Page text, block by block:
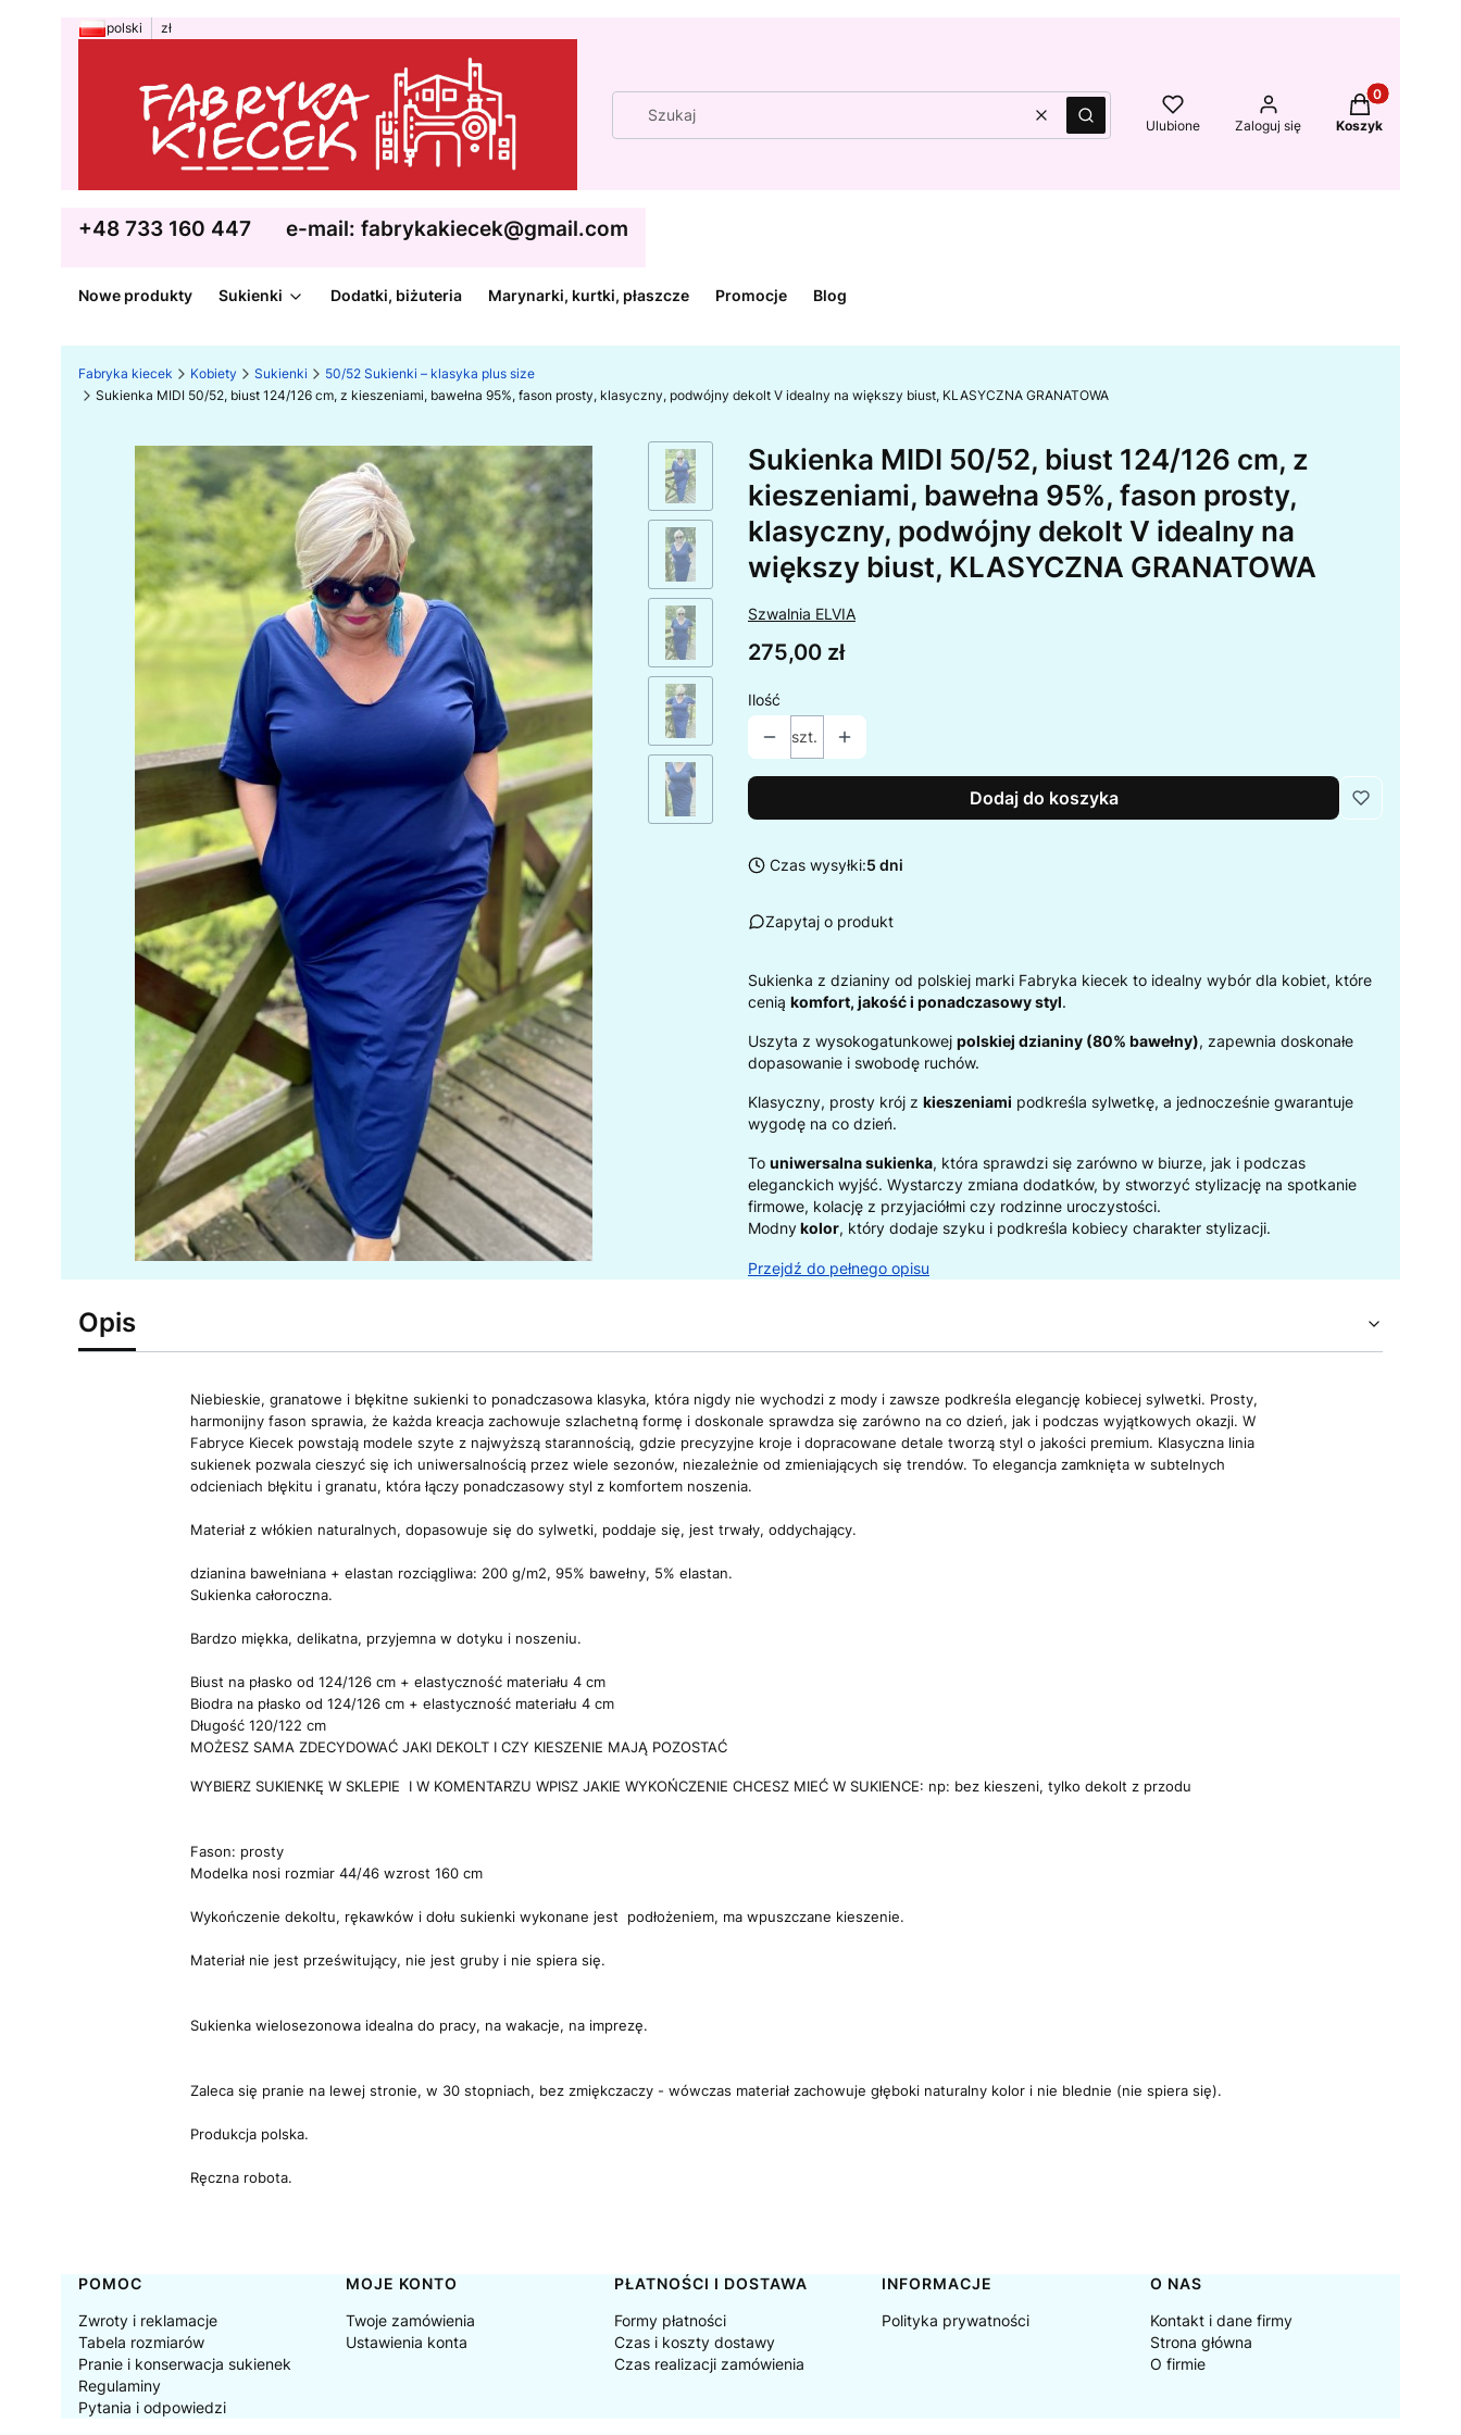
polski zł
WyczyśćSzukaj Ulubione Zaloguj się
Produkty w
Koszyk
+48 733 160 447 e-mail: fabrykakiecek@gmail.com
Nowe produkty Sukienki Dodatki, biżuteria Marynarki, kurtki, płaszcze Promocje Blog
Fabryka kiecek Kobiety Sukienki
50/52 Sukienki – klasyka plus size
Sukienka MIDI 50/52, biust 124/126 cm, z kieszeniami, bawełna 95%, fason prosty, klasyczny, podwójny dekolt V idealny na większy biust, KLASYCZNA GRANATOWA
Sukienka MIDI 50/52, biust 124/126 cm, z
kieszeniami, bawełna 95%, fason prosty,
klasyczny, podwójny dekolt V idealny na
większy biust, KLASYCZNA GRANATOWA
Szwalnia ELVIA
Cena
275,00 zł
Ilość
szt.
Dodaj do koszyka
Czas wysyłki:5 dni
Zapytaj o produkt
Sukienka z dzianiny od polskiej marki Fabryka kiecek to idealny wybór dla kobiet, które
cenią komfort, jakość i ponadczasowy styl.
Uszyta z wysokogatunkowej polskiej dzianiny (80% bawełny), zapewnia doskonałe
dopasowanie i swobodę ruchów.
Klasyczny, prosty krój z kieszeniami podkreśla sylwetkę, a jednocześnie gwarantuje
wygodę na co dzień.
To uniwersalna sukienka, która sprawdzi się zarówno w biurze, jak i podczas
eleganckich wyjść. Wystarczy zmiana dodatków, by stworzyć stylizację na spotkanie
firmowe, kolację z przyjaciółmi czy rodzinne uroczystości.
Modnykolor, który dodaje szyku i podkreśla kobiecy charakter stylizacji.
Przejdź do pełnego opisu
Opis
Niebieskie, granatowe i błękitne sukienki to ponadczasowa klasyka, która nigdy nie wychodzi z mody i zawsze podkreśla elegancję kobiecej sylwetki. Prosty,
harmonijny fason sprawia, że każda kreacja zachowuje szlachetną formę i doskonale sprawdza się zarówno na co dzień, jak i podczas wyjątkowych okazji. W
Fabryce Kiecek powstają modele szyte z najwyższą starannością, gdzie precyzyjne kroje i dopracowane detale tworzą styl o jakości premium. Klasyczna linia
sukienek pozwala cieszyć się ich uniwersalnością przez wiele sezonów, niezależnie od zmieniających się trendów. To elegancja zamknięta w subtelnych
odcieniach błękitu i granatu, która łączy ponadczasowy styl z komfortem noszenia.
Materiał z włókien naturalnych, dopasowuje się do sylwetki, poddaje się, jest trwały, oddychający.
dzianina bawełniana + elastan rozciągliwa: 200 g/m2, 95% bawełny, 5% elastan.
Sukienka całoroczna.
Bardzo miękka, delikatna, przyjemna w dotyku i noszeniu.
Biust na płasko od 124/126 cm + elastyczność materiału 4 cm
Biodra na płasko od 124/126 cm + elastyczność materiału 4 cm
Długość 120/122 cm
MOŻESZ SAMA ZDECYDOWAĆ JAKI DEKOLT I CZY KIESZENIE MAJĄ POZOSTAĆ
WYBIERZ SUKIENKĘ W SKLEPIE I W KOMENTARZU WPISZ JAKIE WYKOŃCZENIE CHCESZ MIEĆ W SUKIENCE: np: bez kieszeni, tylko dekolt z przodu
Fason: prosty
Modelka nosi rozmiar 44/46 wzrost 160 cm
Wykończenie dekoltu, rękawków i dołu sukienki wykonane jest podłożeniem, ma wpuszczane kieszenie.
Materiał nie jest prześwitujący, nie jest gruby i nie spiera się.
Sukienka wielosezonowa idealna do pracy, na wakacje, na imprezę.
Zaleca się pranie na lewej stronie, w 30 stopniach, bez zmiękczaczy - wówczas materiał zachowuje głęboki naturalny kolor i nie blednie (nie spiera się).
Produkcja polska.
Ręczna robota.
Linki w stopce
POMOC
Zwroty i reklamacje
Tabela rozmiarów
Pranie i konserwacja sukienek
Regulaminy
Pytania i odpowiedzi
MOJE KONTO
Twoje zamówienia
Ustawienia konta
PŁATNOŚCI I DOSTAWA
Formy płatności
Czas i koszty dostawy
Czas realizacji zamówienia
INFORMACJE
Polityka prywatności
O NAS
Kontakt i dane firmy
Strona główna
O firmie